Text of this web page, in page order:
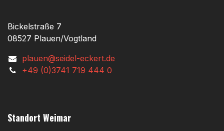
Bickelstraße 7
08527 Plauen/Vogtland
plauen@seidel-eckert.de
+49 (0)3741 719 444 0
Standort Weimar